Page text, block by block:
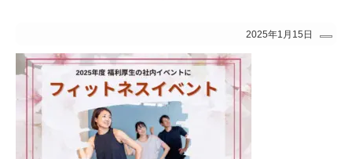
2025年1月15日